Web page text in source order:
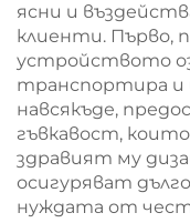
ясни и
клиенти. Първо,
устройството
транспортира и
навсякъде,
гъвкавост,
здравият му
осигуряват
нуждата от